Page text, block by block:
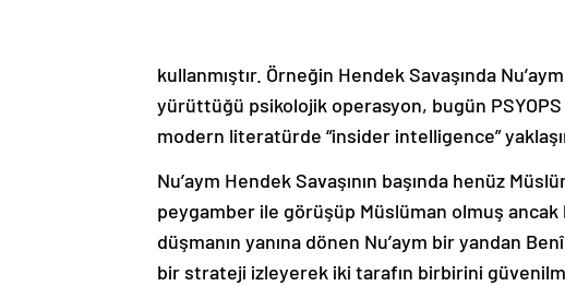
kullanmıştır. Örneğin Hendek Savaşında
yürüttüğü psikolojik operasyon, bugün
modern literatürde “insider intelligence”
Nu’aym Hendek Savaşının başında henüz
peygamber ile görüşüp Müslüman olmuş
düşmanın yanına dönen Nu’aym bir yandan
bir strateji izleyerek iki tarafın birbirini